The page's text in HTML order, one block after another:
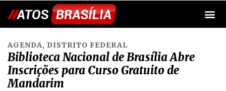
AGENDA, DISTRITO FEDERAL
Biblioteca Nacional de Brasília Abre
Inscrições para Curso Gratuito de
Mandarim